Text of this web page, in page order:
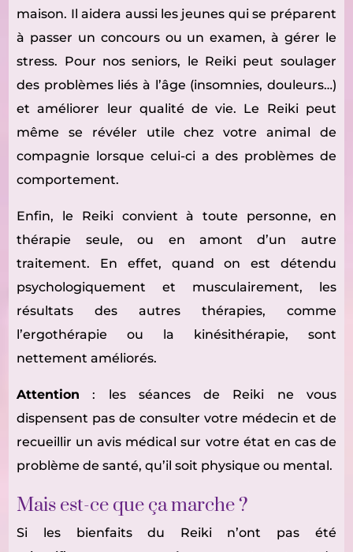
maison. Il aidera aussi les jeunes qui se préparent
à passer un concours ou un examen, à gérer le
stress. Pour nos seniors, le Reiki peut soulager
des problèmes liés à l’âge (insomnies, douleurs…)
et améliorer leur qualité de vie. Le Reiki peut
même se révéler utile chez votre animal de
compagnie lorsque celui-ci a des problèmes de
comportement.
Enfin, le Reiki convient à toute personne, en
thérapie seule, ou en amont d’un autre
traitement. En effet, quand on est détendu
psychologiquement et musculairement, les
résultats des autres thérapies, comme
l’ergothérapie ou la kinésithérapie, sont
nettement améliorés.
Attention
: les séances de Reiki ne vous
dispensent pas de consulter votre médecin et de
recueillir un avis médical sur votre état en cas de
problème de santé, qu’il soit physique ou mental.
Mais est-ce que ça marche ?
Si les bienfaits du Reiki n’ont pas été